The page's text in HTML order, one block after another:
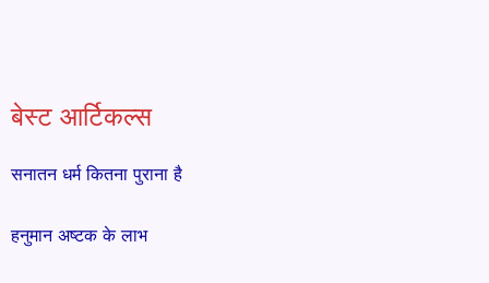
बेस्ट आर्टिकल्स
सनातन धर्म कितना पुराना है
हनुमान अष्टक के लाभ